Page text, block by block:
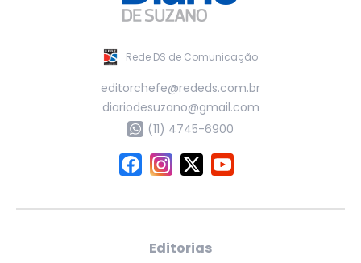
Rede DS de Comunicação
editorchefe@rededs.com.br
diariodesuzano@gmail.com
(11) 4745-6900
Editorias